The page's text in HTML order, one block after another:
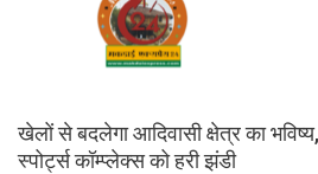
खेलों से बदलेगा आदिवासी क्षेत्र का
स्पोर्ट्स कॉम्प्लेक्स को हरी झंडी